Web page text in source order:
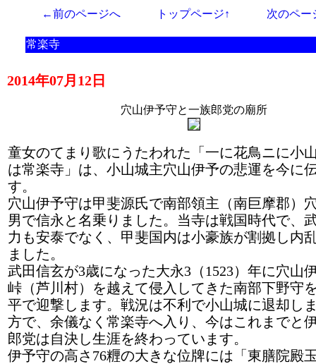
←前のページへ トップページ↑ 次のペ
常楽寺
2014年07月12日
穴山伊予守と一族郎党の廟所
童女のてまり歌にうたわれた「一に花鳥ニに小
は常楽寺」は、小山城主穴山伊予の悲運を今に
す。
穴山伊予守は甲斐源氏で南部領主（南巨摩郡）
男で信永と名乗りました。当寺は戦国時代で、
力も安泰でなく、甲斐国内は小豪族が割拠し内
ました。
武田信玄が3歳になった大永3（1523）年に穴山
峠（芦川村）を越えて侵入してきた南部下野守
平で迎撃します。戦況は不利で小山城に退却し
方で、余儀なく常楽寺へ入り、今はこれまでと
郎党は自決し生涯を終わっています。
伊予守の高さ76糎の大きな位牌には「東膳院殿